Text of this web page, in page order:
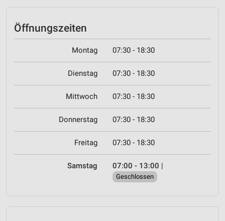
Öffnungszeiten
Montag 07:30 - 18:30
Dienstag 07:30 - 18:30
Mittwoch 07:30 - 18:30
Donnerstag 07:30 - 18:30
Freitag 07:30 - 18:30
Samstag 07:00 - 13:00 |
Geschlossen